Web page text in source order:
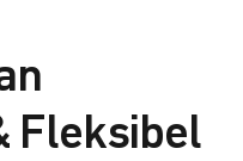
Fleksibel